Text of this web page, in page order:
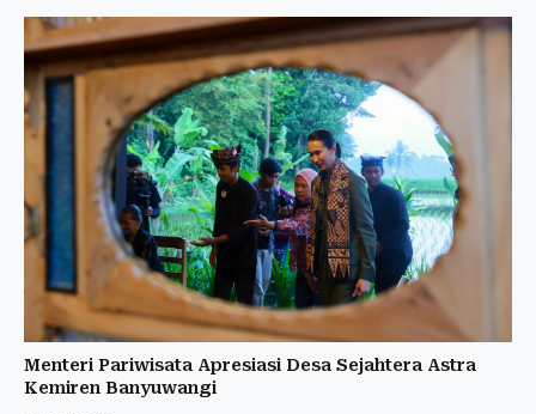
Menteri Pariwisata Apresiasi Desa Sejahtera Astra
Kemiren Banyuwangi